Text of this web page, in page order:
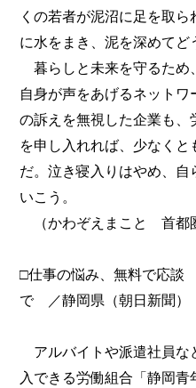
くの若者が泥沼に足を取
に水をまき、泥を深めてど
暮らしと未来を守るため
自身が声をあげるネットワ
の訴えを無視した企業も
を申し入れれば、少なく
だ。泣き寝入りはやめ、自
いこう。
（かわぞえまこと 首都
□仕事の悩み、無料で応談
で ／静岡県（朝日新聞）
アルバイトや派遣社員な
入できる労働組合「静岡